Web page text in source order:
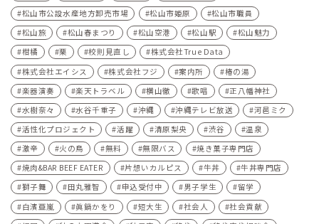
松山市公設水産地方卸売市場
松山市姫原
松山市職員
松山旅
松山春まつり 松山空港 松山駅
松山魅力
柑橘
栗 校則見直し
株式会社True Data
株式会社エイシス
株式会社フジ 案内所
椿の湯
楽器演奏
楽天トラベル 横山徹 歌唱
正八幡神社
水樹奈々
水谷千重子 沖縄 沖縄テレビ放送
河⾢ミク
活性化プロジェクト
活躍 清原梨央 渋谷
温泉
激辛
火の鳥 無料 無限バス
焼き菓子専門店
焼肉&BAR BEEF EATER
片想いカルピス 牛丼
牛丼専門店
獅子舞
田丸雅智 申込受付中 男子学生
留学
白濱亜嵐
眞鍋かをり 短大生 社会人
社会貢献